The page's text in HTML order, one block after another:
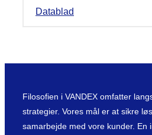
Datablad
Filosofien i VANDEX omfatter
strategier. Vores mål er at sikre
samarbejde med vore kunder. En